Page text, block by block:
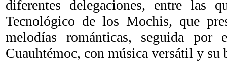
diferentes delegaciones, entre las
Tecnológico de los Mochis, que
melodías románticas, seguida por
Cuauhtémoc, con música versátil y